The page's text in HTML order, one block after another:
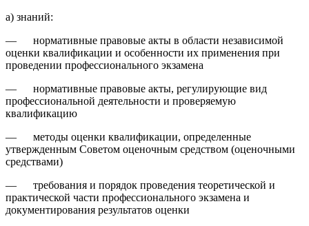
а) знаний:
— нормативные правовые акты в области независимой
оценки квалификации и особенности их применения при
проведении профессионального экзамена
— нормативные правовые акты, регулирующие вид
профессиональной деятельности и проверяемую
квалификацию
— методы оценки квалификации, определенные
утвержденным Советом оценочным средством (оценочными
средствами)
— требования и порядок проведения теоретической и
практической части профессионального экзамена и
документирования результатов оценки